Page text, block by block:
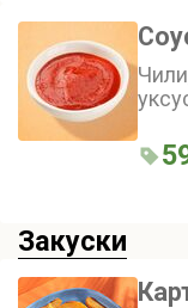
Закуски